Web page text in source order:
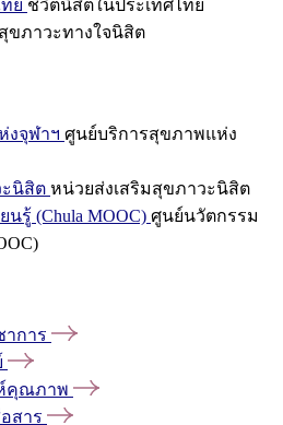
ย ชีวิตนิสิตในประเทศไทย
สุขภาวะทางใจนิสิต
งจุฬาฯ ศูนย์บริการสุขภาพแห่ง
ะนิสิต หน่วยส่งเสริมสุขภาวะนิสิต
รู้ (Chula MOOC) ศูนย์นวัตกรรม
าการ
ห์คุณภาพ
สาร